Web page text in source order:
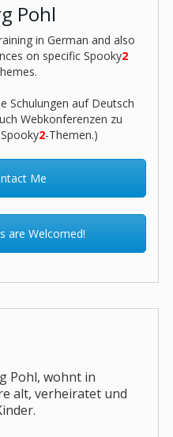
Pohl
in German and also
on specific Spooky2
Schulungen auf Deutsch
Webkonferenzen zu
2-Themen.)
Me
are Welcomed!
Pohl, wohnt in
alt, verheiratet und